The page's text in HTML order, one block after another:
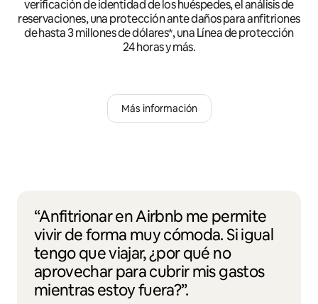
verificación de identidad de los huéspedes, el análisis de
reservaciones, una protección ante daños para anfitriones
de hasta 3 millones de dólares*, una Línea de protección
24 horas y más.
Más información
“Anfitrionar en Airbnb me permite
vivir de forma muy cómoda. Si igual
tengo que viajar, ¿por qué no
aprovechar para cubrir mis gastos
mientras estoy fuera?”.